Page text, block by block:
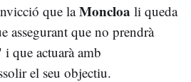
que laMoncloa li queda
assegurant que no prendrà
que actuarà amb
el seu objectiu.